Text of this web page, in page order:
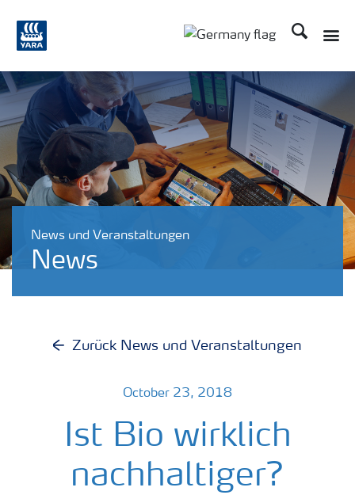
Suchen
News und Veranstaltungen
News
Zurück News und Veranstaltungen
October 23, 2018
Ist Bio wirklich
nachhaltiger?